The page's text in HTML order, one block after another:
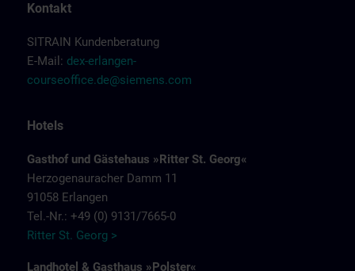
Kontakt
SITRAIN Kundenberatung
E-Mail: dex-erlangen-
courseoffice.de@siemens.com
Hotels
Gasthof und Gästehaus »Ritter St. Georg«
Herzogenauracher Damm 11
91058 Erlangen
Tel.-Nr.: +49 (0) 9131/7665-0
Ritter St. Georg >
Landhotel & Gasthaus »Polster«